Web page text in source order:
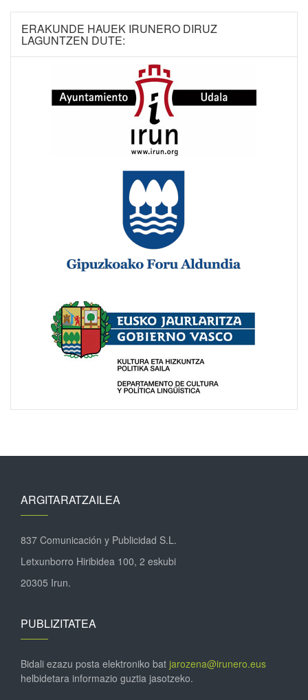
ERAKUNDE HAUEK IRUNERO DIRUZ
LAGUNTZEN DUTE:
ARGITARATZAILEA
837 Comunicación y Publicidad S.L.
Letxunborro Hiribidea 100, 2 eskubi
20305 Irun.
PUBLIZITATEA
Bidali ezazu posta elektroniko bat jarozena@irunero.eus
helbidetara informazio guztia jasotzeko.